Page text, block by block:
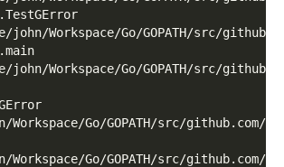
john/Workspace/Go/GOPATH/src/
john/Workspace/Go/GOPATH/src/
Workspace/Go/GOPATH/src/github.com/
Workspace/Go/GOPATH/src/github.com/